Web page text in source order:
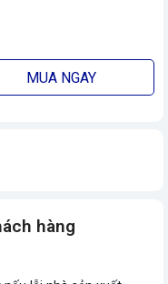
MUA NGAY
hàng